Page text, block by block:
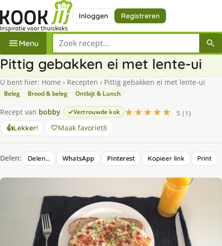
Inloggen Registreren
Menu Zoek een recept
Pittig gebakken ei met lente-ui
U bent hier: Home › Recepten › Pittig gebakken ei met lente-ui
Beleg Brood & beleg Ontbijt & Lunch
Recept van bobby Vertrouwde kok ★★★★★
5 (1)
👍Lekker! Maak favoriet8
Delen: Delen… WhatsApp Pinterest Kopieer link Print